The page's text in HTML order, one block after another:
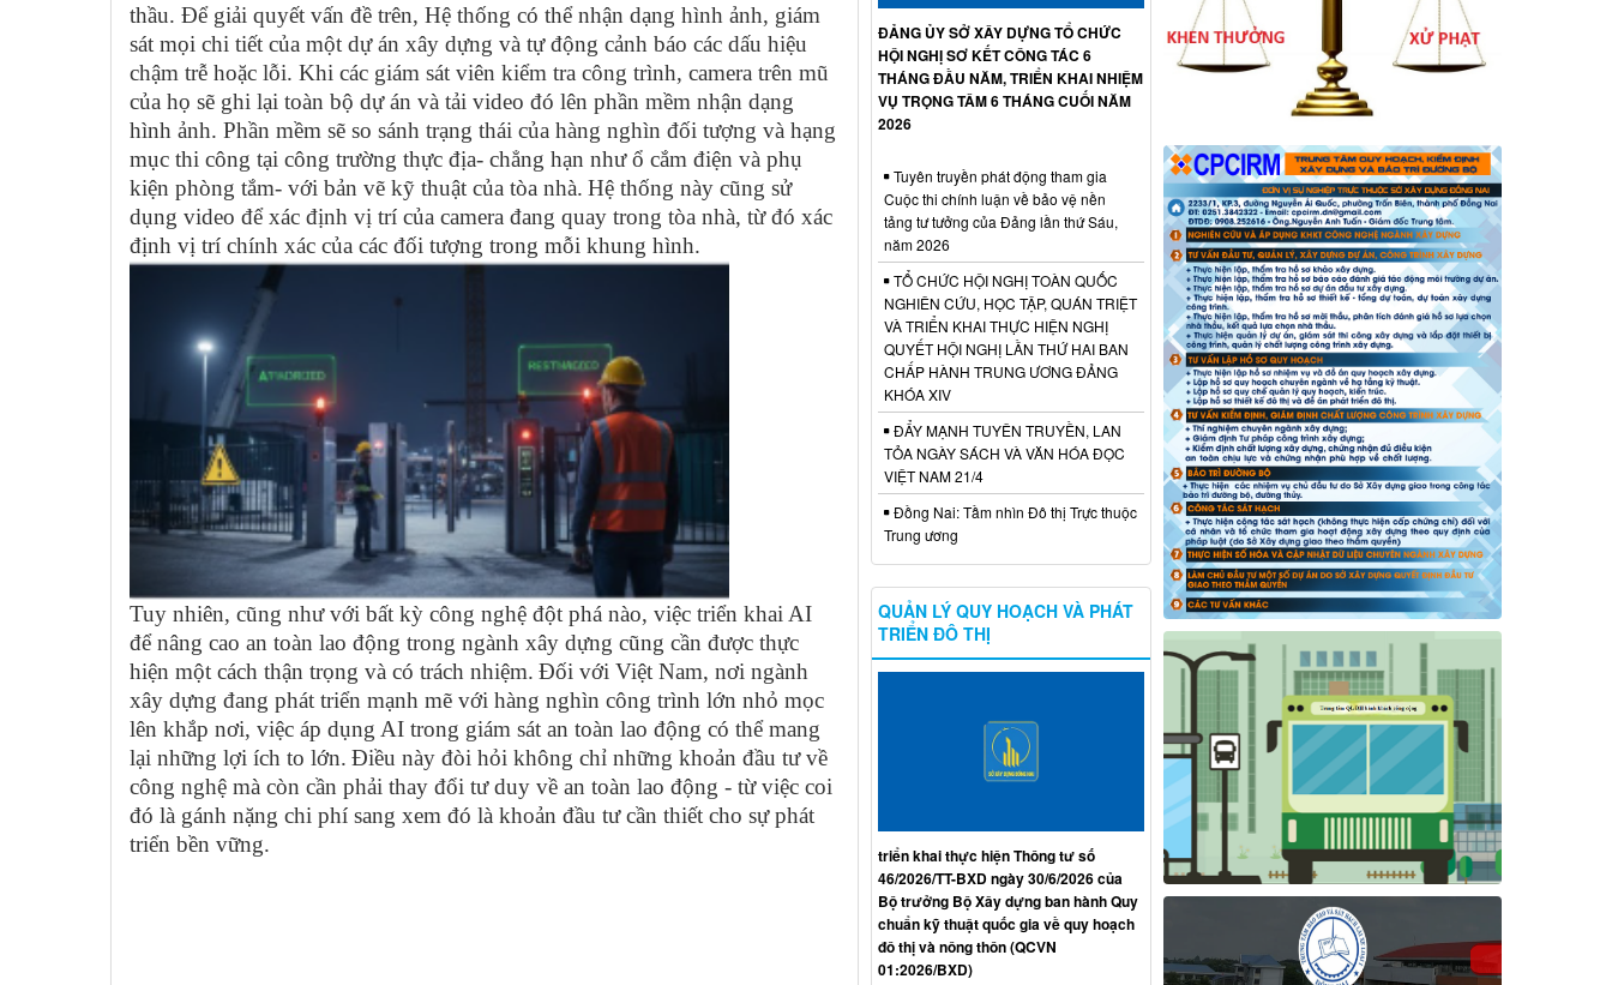
thầu. Để giải quyết vấn đề trên, Hệ thống có thể nhận dạng hình ảnh, giám
sát mọi chi tiết của một dự án xây dựng và tự động cảnh báo các dấu hiệu
chậm trễ hoặc lỗi. Khi các giám sát viên kiểm tra công trình, camera trên mũ
của họ sẽ ghi lại toàn bộ dự án và tải video đó lên phần mềm nhận dạng
hình ảnh. Phần mềm sẽ so sánh trạng thái của hàng nghìn đối tượng và hạng
mục thi công tại công trường thực địa- chẳng hạn như ổ cắm điện và phụ
kiện phòng tắm- với bản vẽ kỹ thuật của tòa nhà. Hệ thống này cũng sử
dụng video để xác định vị trí của camera đang quay trong tòa nhà, từ đó xác
định vị trí chính xác của các đối tượng trong mỗi khung hình.
Tuy nhiên, cũng như với bất kỳ công nghệ đột phá nào, việc triển khai AI
để nâng cao an toàn lao động trong ngành xây dựng cũng cần được thực
hiện một cách thận trọng và có trách nhiệm. Đối với Việt Nam, nơi ngành
xây dựng đang phát triển mạnh mẽ với hàng nghìn công trình lớn nhỏ mọc
lên khắp nơi, việc áp dụng AI trong giám sát an toàn lao động có thể mang
lại những lợi ích to lớn. Điều này đòi hỏi không chỉ những khoản đầu tư về
công nghệ mà còn cần phải thay đổi tư duy về an toàn lao động - từ việc coi
đó là gánh nặng chi phí sang xem đó là khoản đầu tư cần thiết cho sự phát
triển bền vững.
ĐẢNG ỦY SỞ XÂY DỰNG TỔ CHỨC
HỘI NGHỊ SƠ KẾT CÔNG TÁC 6
THÁNG ĐẦU NĂM, TRIỂN KHAI NHIỆM
VỤ TRỌNG TÂM 6 THÁNG CUỐI NĂM
2026
Tuyên truyền phát động tham gia
Cuộc thi chính luận về bảo vệ nền
tảng tư tưởng của Đảng lần thứ Sáu,
năm 2026
TỔ CHỨC HỘI NGHỊ TOÀN QUỐC
NGHIÊN CỨU, HỌC TẬP, QUÁN TRIỆT
VÀ TRIỂN KHAI THỰC HIỆN NGHỊ
QUYẾT HỘI NGHỊ LẦN THỨ HAI BAN
CHẤP HÀNH TRUNG ƯƠNG ĐẢNG
KHÓA XIV
ĐẨY MẠNH TUYÊN TRUYỀN, LAN
TỎA NGÀY SÁCH VÀ VĂN HÓA ĐỌC
VIỆT NAM 21/4
Đồng Nai: Tầm nhìn Đô thị Trực thuộc
Trung ương
QUẢN LÝ QUY HOẠCH VÀ PHÁT
TRIỂN ĐÔ THỊ
triển khai thực hiện Thông tư số
46/2026/TT-BXD ngày 30/6/2026 của
Bộ trưởng Bộ Xây dựng ban hành Quy
chuẩn kỹ thuật quốc gia về quy hoạch
đô thị và nông thôn (QCVN
01:2026/BXD)